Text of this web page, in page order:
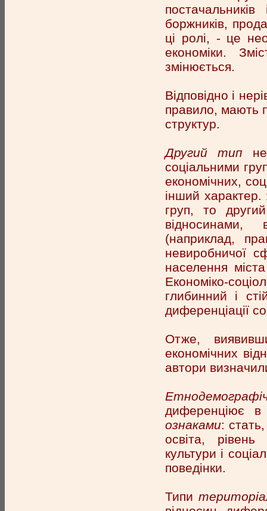
боржників,
ці ролі, - це
економіки.
змінюється.
Відповідно і
правило, мають
структур.
Другий тип
соціальними
економічних,
інший
груп, то
відносинами,
(наприклад,
невиробничої
населення
Економіко-
глибинний і
диференціації
Отже,
економічних
автори
диференціює в
ознаками:
освіта, рівень
культури і
поведінки.
Типи